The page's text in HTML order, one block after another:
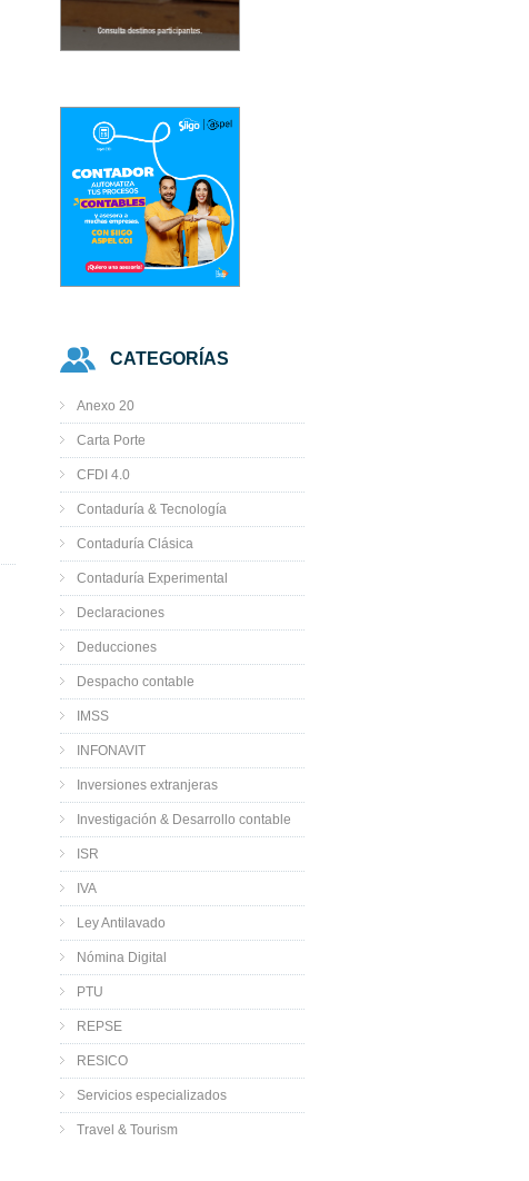
CATEGORÍAS
Anexo 20
Carta Porte
CFDI 4.0
Contaduría & Tecnología
Contaduría Clásica
Contaduría Experimental
Declaraciones
Deducciones
Despacho contable
IMSS
INFONAVIT
Inversiones extranjeras
Investigación & Desarrollo contable
ISR
IVA
Ley Antilavado
Nómina Digital
PTU
REPSE
RESICO
Servicios especializados
Travel & Tourism